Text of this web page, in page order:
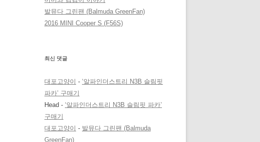
발뮤다 그린팬 (Balmuda GreenFan)
2016 MINI Cooper S (F56S)
최신 댓글
대포고양이 - ‘알파인더스트리 N3B 슬림핏
파카’ 구매기
Head - ‘알파인더스트리 N3B 슬림핏 파카’
구매기
대포고양이 - 발뮤다 그린팬 (Balmuda
GreenFan)